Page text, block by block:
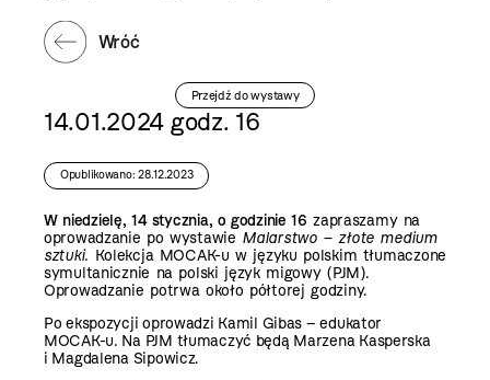
Wróć
Przejdź do wystawy
14.01.2024 godz. 16
Opublikowano: 28.12.2023
W niedzielę, 14 stycznia, o godzinie 16 zapraszamy na
oprowadzanie po wystawie Malarstwo – złote medium
sztuki. Kolekcja MOCAK-u w języku polskim tłumaczone
symultanicznie na polski język migowy (PJM).
Oprowadzanie potrwa około półtorej godziny.
Po ekspozycji oprowadzi Kamil Gibas – edukator
MOCAK-u. Na PJM tłumaczyć będą Marzena Kasperska
i Magdalena Sipowicz.